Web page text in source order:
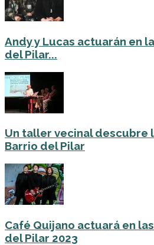
Andy y Lucas actuarán en
del Pilar...
Un taller vecinal descubre
Barrio del Pilar
Café Quijano actuará en
del Pilar 2023